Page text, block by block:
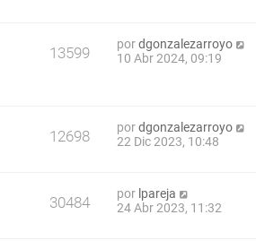
13599 pordgonzalezarroyo
10 Abr 2024, 09:19
12698 pordgonzalezarroyo
22 Dic 2023, 10:48
30484 por lpareja
24 Abr 2023, 11:32